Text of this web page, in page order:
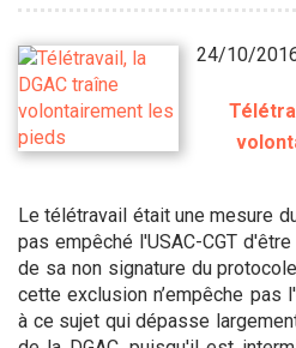
24/10/
Le télétravail était une mesure
pas empêché l'USAC-CGT
de sa non signature du
cette exclusion n’empêche pas
à ce sujet qui dépasse